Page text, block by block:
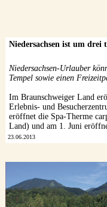
Niedersachsen ist um
Niedersachsen-Urlauber
Tempel sowie einen
Im Braunschweiger Land
Erlebnis- und
eröffnet die Spa-Therme
Land) und am 1. Juni
23.06.2013